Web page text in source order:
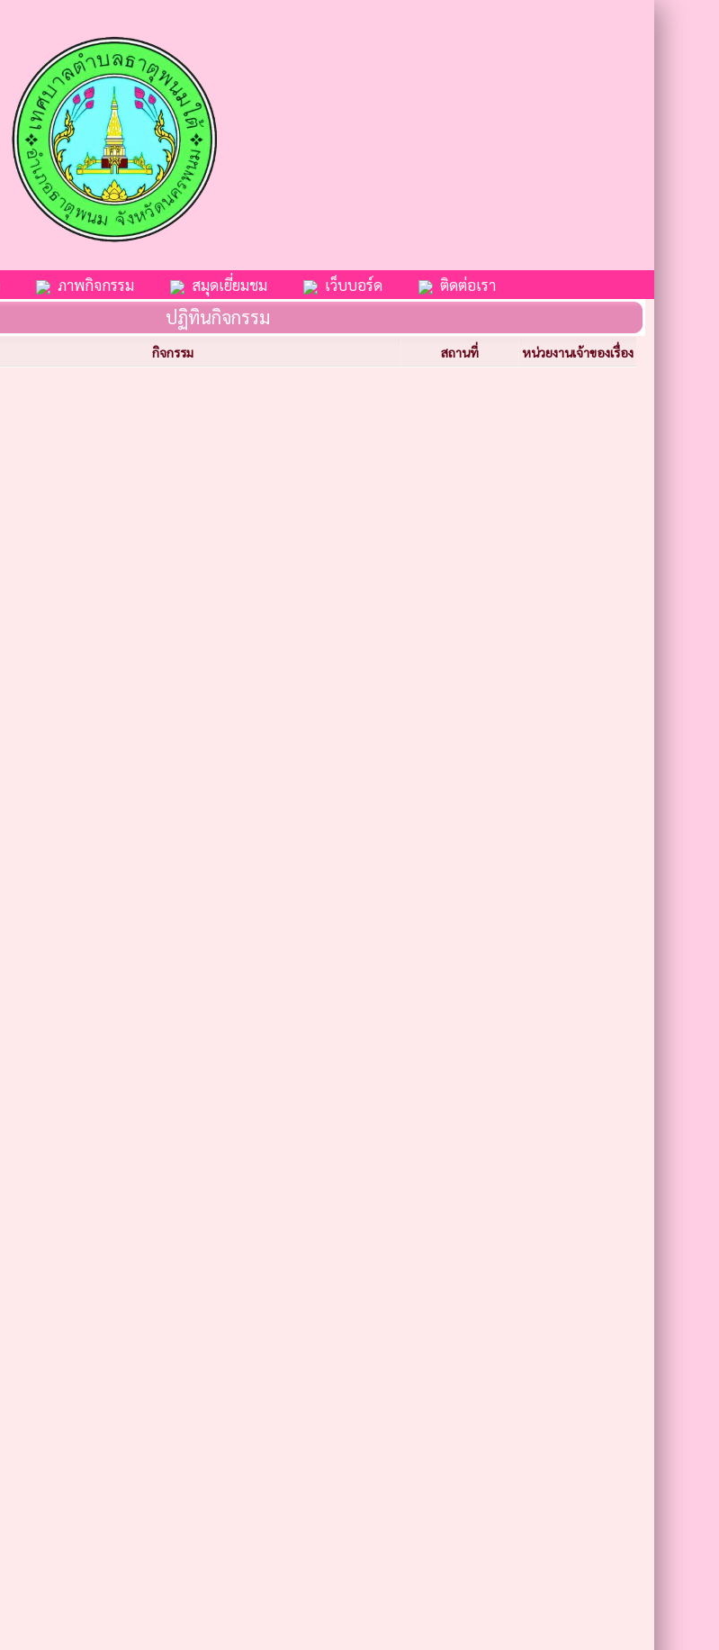
ภาพกิจกรรม สมุดเยี่ยมชม เว็บบอร์ด ติดต่อเรา
ปฏิทินกิจกรรม
กิจกรรม สถานที่ หน่วยงานเจ้าของเรื่อง